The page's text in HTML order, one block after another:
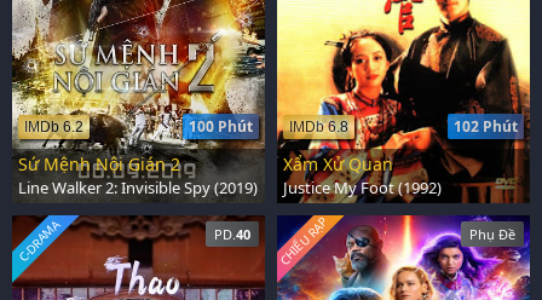
100 Phút
IMDb 6.2
Sứ Mệnh Nội Gián 2
Line Walker 2: Invisible Spy (2019)
102 Phút
IMDb 6.8
Xẩm Xử Quan
Justice My Foot (1992)
PD. 40
C-DRAMA Phụ Đề
CHIẾU RẠP